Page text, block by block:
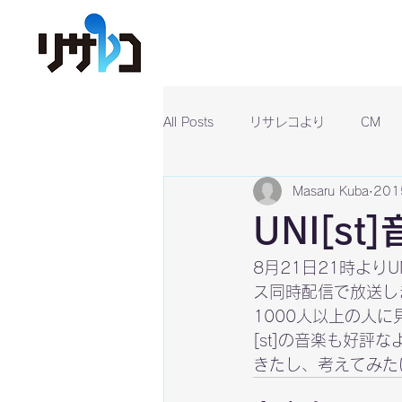
All Posts リサレコより CM
UNI[st]
Masaru Kuba
8月21日21時より
ス同時配信で放送
1000人以上の人に
[st]の音楽も好評な
きたし、考えてみ